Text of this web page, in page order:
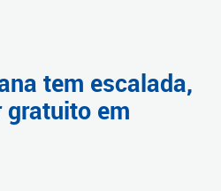
tem escalada,
gratuito em